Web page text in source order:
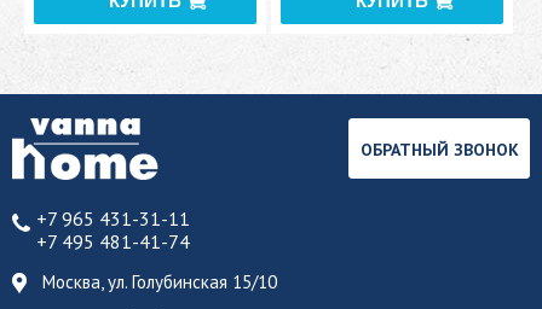
+7 965 431-31-11
+7 495 481-41-74
Москва, ул. Голубинская 15/10
ОБРАТНЫЙ ЗВОНОК